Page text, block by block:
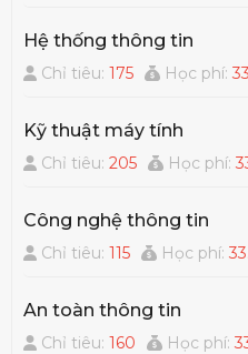
Hệ thống thông tin
Chỉ tiêu:175 Học phí:
Kỹ thuật máy tính
Chỉ tiêu:205 Học phí:
Công nghệ thông tin
Chỉ tiêu:115 Học phí:
An toàn thông tin
Chỉ tiêu:160 Học phí: